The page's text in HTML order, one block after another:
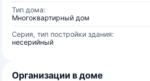
Тип дома:
Многоквартирный дом
Серия, тип постройки здания:
несерийный
Организации в доме